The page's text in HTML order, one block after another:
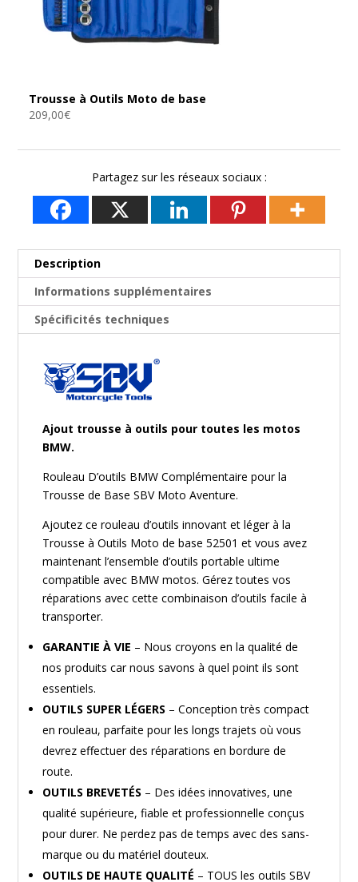
Trousse à Outils Moto de base
209,00€
Partagez sur les réseaux sociaux :
Description
Informations supplémentaires
Spécificités techniques
Ajout trousse à outils pour toutes les motos
BMW.
Rouleau D’outils BMW Complémentaire pour la
Trousse de Base SBV Moto Aventure.
Ajoutez ce rouleau d’outils innovant et léger à la
Trousse à Outils Moto de base 52501 et vous avez
maintenant l’ensemble d’outils portable ultime
compatible avec BMW motos. Gérez toutes vos
réparations avec cette combinaison d’outils facile à
transporter.
GARANTIE À VIE – Nous croyons en la qualité de
nos produits car nous savons à quel point ils sont
essentiels.
OUTILS SUPER LÉGERS – Conception très compact
en rouleau, parfaite pour les longs trajets où vous
devrez effectuer des réparations en bordure de
route.
OUTILS BREVETÉS – Des idées innovatives, une
qualité supérieure, fiable et professionnelle conçus
pour durer. Ne perdez pas de temps avec des sans-
marque ou du matériel douteux.
OUTILS DE HAUTE QUALITÉ – TOUS les outils SBV